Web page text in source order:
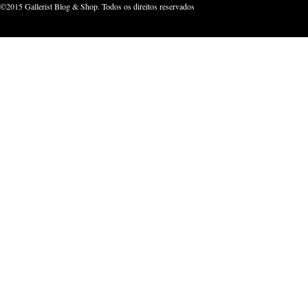
©2015 Gallerist Blog & Shop. Todos os direitos reservados